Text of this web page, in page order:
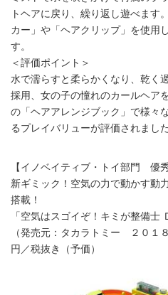
トヘアに戻り、繰り返し遊べます
カー」や「ヘアクリップ」を使用
す。
＜評価ポイント＞
水で濡らすと柔らかくなり、乾く
採用、女の子の憧れのカールヘア
の「ヘアアレンジブック」で様々
るプレイバリューが評価されました
【イノベイティブ・トイ部門 優秀
新ギミック！空気の力で動かす動
搭載！
「空気はスゴイぞ！キミが整備士
（発売元：タカラトミー ２０１
円／税抜き（予価）